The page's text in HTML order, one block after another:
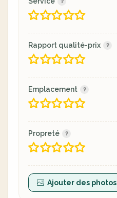
Rapport qualité-prix
Emplacement
Propreté
Ajouter des photos